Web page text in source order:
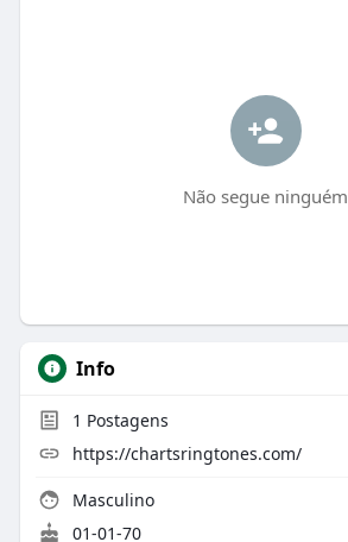
Não segue ninguém
Info
1 Postagens
https://chartsringtones.com/
Masculino
01-01-70